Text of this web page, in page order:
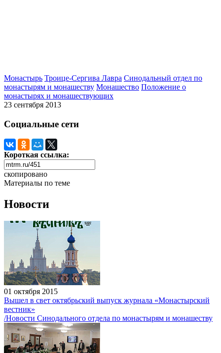
Монастырь Троице-Сергива Лавра Синодальный отдел по
монастырям и монашеству Монашество Положение о
монастырях и монашествующих
23 сентября 2013
Социальные сети
Короткая ссылка:
скопировано
Материалы по теме
Новости
01 октября 2015
Вышел в свет октябрьский выпуск журнала «Монастырский
вестник»
/Новости Синодального отдела по монастырям и монашеству